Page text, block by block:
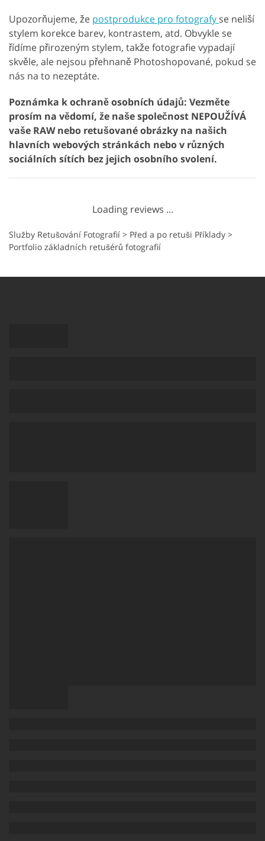
Upozorňujeme, že postprodukce pro fotografy se neliší
stylem korekce barev, kontrastem, atd. Obvykle se
řídíme přirozeným stylem, takže fotografie vypadají
skvěle, ale nejsou přehnaně Photoshopované, pokud se
nás na to nezeptáte.
Poznámka k ochraně osobních údajů: Vezměte
prosím na vědomí, že naše společnost NEPOUŽÍVÁ
vaše RAW nebo retušované obrázky na našich
hlavních webových stránkách nebo v různých
sociálních sítích bez jejich osobního svolení.
Loading reviews ...
Služby Retušování Fotografií > Před a po retuši Příklady >
Portfolio základních retušérů fotografií